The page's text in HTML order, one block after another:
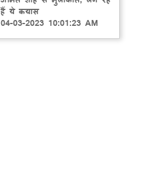
हैं ये कयास
04-03-2023 10:01:23 AM